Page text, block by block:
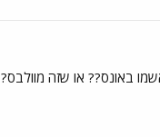
באונס?? או שזה מוולבס?